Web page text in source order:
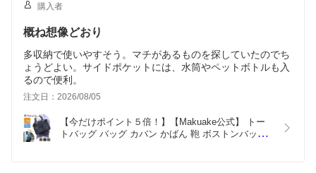
購入者
概ね想像どおり
多収納で使いやすそう。マチがあるものを探していたのでち
ょうどよい。サイドポケットには、水筒やペットボトルも入
るので便利。
注文日：2026/08/05
【今だけポイント５倍！】【Makuake公式】 トー
トバッグ バッグ カバン かばん 鞄 ボストンバッグ